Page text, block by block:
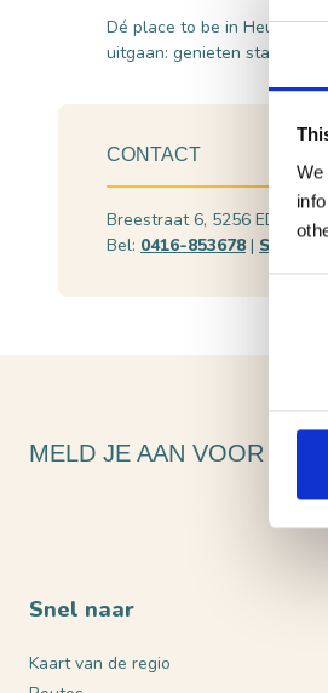
Dé place to be in Heusden.
uitgaan: genieten staat
CONTACT
Breestraat 6, 5256 ED
Bel: 0416-853678 | Stuur
MELD JE AAN VOOR
Snel naar
Kaart van de regio